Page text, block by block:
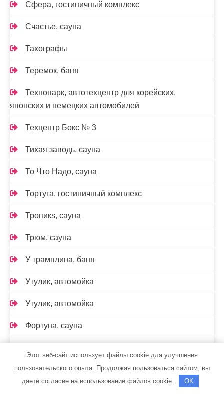
Сфера, гостиничный комплекс
Счастье, сауна
Тахографы
Теремок, баня
Технопарк, автотехцентр для корейских,
японских и немецких автомобилей
Техцентр Бокс № 3
Тихая заводь, сауна
То Что Надо, сауна
Тортуга, гостиничный комплекс
Тропикs, сауна
Трюм, сауна
У трамплина, баня
Утулик, автомойка
Утулик, автомойка
Фортуна, сауна
Фрегат, сауна
Этот веб-сайт использует файлы cookie для улучшения
пользовательского опыта. Продолжая пользоваться сайтом, вы
даете согласие на использование файлов cookie.
OK